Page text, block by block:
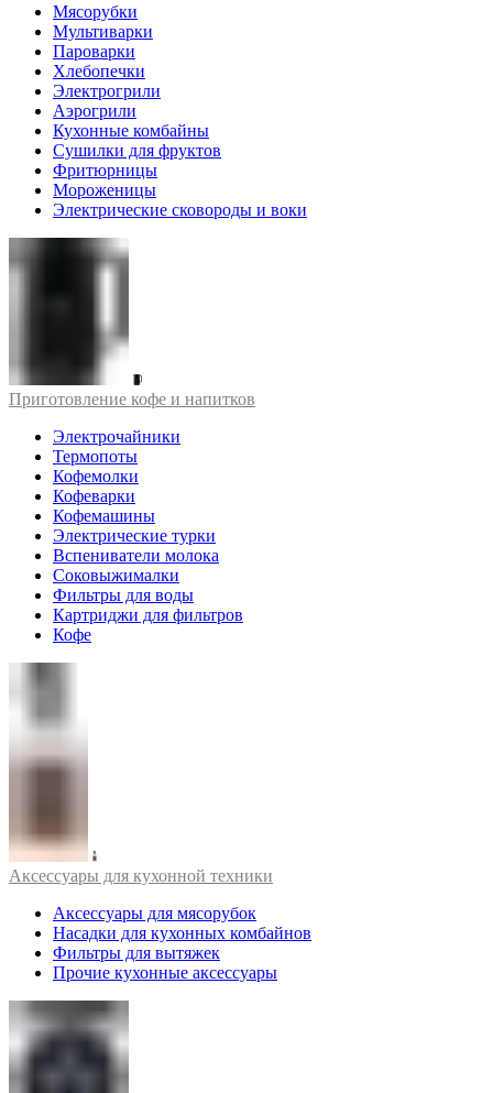
Мясорубки
Мультиварки
Пароварки
Хлебопечки
Электрогрили
Аэрогрили
Кухонные комбайны
Сушилки для фруктов
Фритюрницы
Мороженицы
Электрические сковороды и воки
Приготовление кофе и напитков
Электрочайники
Термопоты
Кофемолки
Кофеварки
Кофемашины
Электрические турки
Вспениватели молока
Соковыжималки
Фильтры для воды
Картриджи для фильтров
Кофе
Аксессуары для кухонной техники
Аксессуары для мясорубок
Насадки для кухонных комбайнов
Фильтры для вытяжек
Прочие кухонные аксессуары